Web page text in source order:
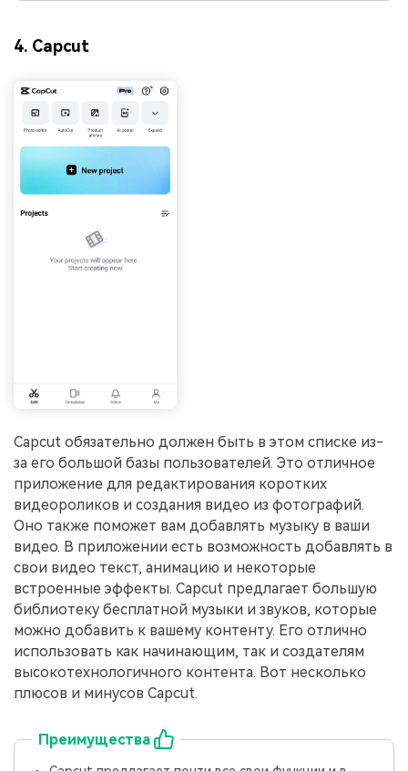
4. Capcut
Capcut обязательно должен быть в этом списке из-
за его большой базы пользователей. Это отличное
приложение для редактирования коротких
видеороликов и создания видео из фотографий.
Оно также поможет вам добавлять музыку в ваши
видео. В приложении есть возможность добавлять в
свои видео текст, анимацию и некоторые
встроенные эффекты. Capcut предлагает большую
библиотеку бесплатной музыки и звуков, которые
можно добавить к вашему контенту. Его отлично
использовать как начинающим, так и создателям
высокотехнологичного контента. Вот несколько
плюсов и минусов Capcut.
Преимущества